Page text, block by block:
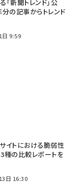
「新聞トレンド」公
分の記事からトレンド
日 9:59
サイトにおける脆弱性
種の比較レポートを
日 16:30